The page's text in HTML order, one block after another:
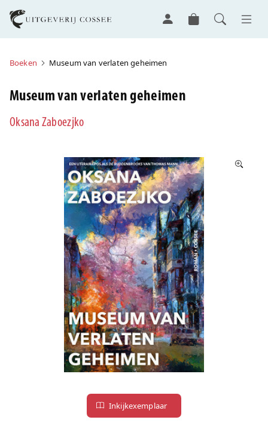
Boeken Museum van verlaten geheimen
Museum van verlaten geheimen
Oksana Zaboezjko
Inkijkexemplaar